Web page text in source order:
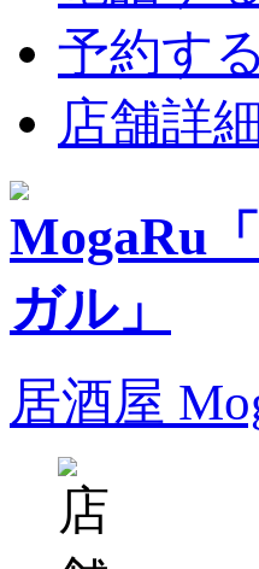
予約する
店舗詳
居酒屋